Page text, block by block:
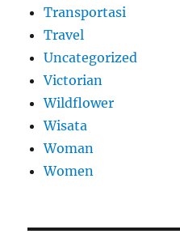
Transportasi
Travel
Uncategorized
Victorian
Wildflower
Wisata
Woman
Women